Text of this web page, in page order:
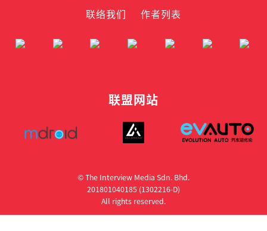
联络我们
作者列表
联盟网站
© The Interview Media Sdn. Bhd.
201801040185 (1302216­-D)
All rights reserved.